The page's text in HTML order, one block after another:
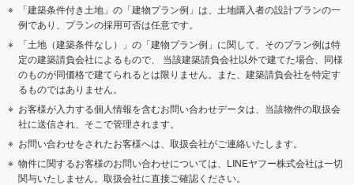
「建築条件付き土地」の「建物プラン例」は、土地購入者の設計プランの一
例であり、プランの採用可否は任意です。
「土地（建築条件なし）」の「建物プラン例」に関して、そのプラン例は特
定の建築請負会社によるもので、 当該建築請負会社以外で建てた場合、同様
のものが同価格で建てられるとは限りません。また、建築請負会社を特定す
るものではありません。
お客様が入力する個人情報を含むお問い合わせデータは、当該物件の取扱会
社に送信され、そこで管理されます。
お問い合わせをされたお客様へは、取扱会社がご連絡いたします。
物件に関するお客様のお問い合わせについては、LINEヤフー株式会社は一切
関与いたしません。取扱会社に直接ご確認ください。